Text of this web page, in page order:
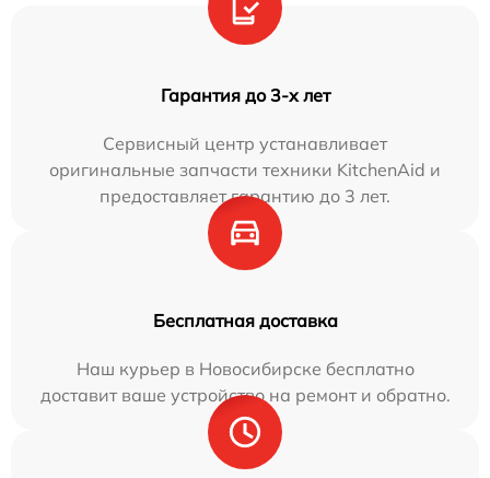
Гарантия до 3-х лет
Сервисный центр устанавливает
оригинальные запчасти техники KitchenAid и
предоставляет гарантию до 3 лет.
Бесплатная доставка
Наш курьер в Новосибирске бесплатно
доставит ваше устройство на ремонт и обратно.